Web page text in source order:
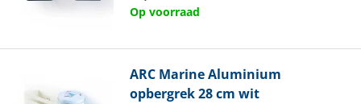
Op voorraad
ARC MarineAluminium
opbergrek 28 cm wit